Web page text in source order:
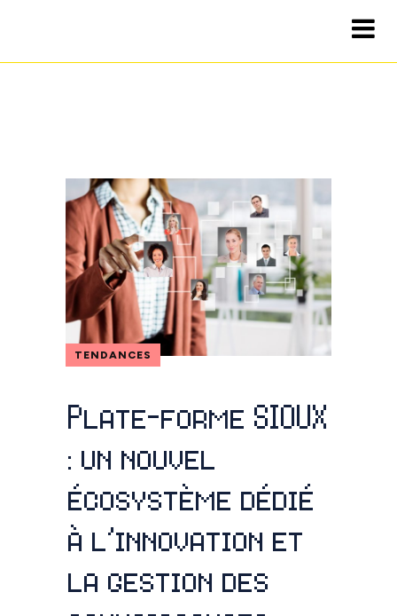
TENDANCES
Plate-forme SIOUX
: un nouvel
écosystème dédié
à l’innovation et
la gestion des